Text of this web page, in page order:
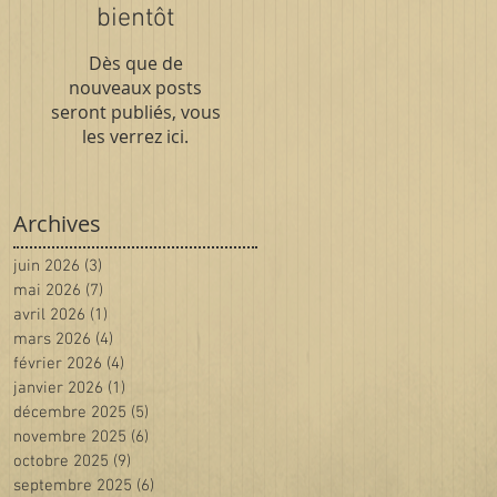
bientôt
Dès que de
nouveaux posts
seront publiés, vous
les verrez ici.
Archives
juin 2026 (3)
mai 2026 (7)
avril 2026 (1)
mars 2026 (4)
février 2026 (4)
janvier 2026 (1)
décembre 2025 (5)
novembre 2025 (6)
octobre 2025 (9)
septembre 2025 (6)